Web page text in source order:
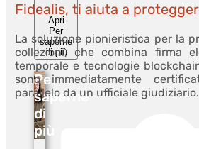
Apri
Per
saperne
di più
Per
saperne
di
più
Fidealis, ti aiuta a
La soluzione pionieristica per la
collezioni, che combina firma
temporale e tecnologie
sono immediatamente
parallelo da un ufficiale giudiziario.